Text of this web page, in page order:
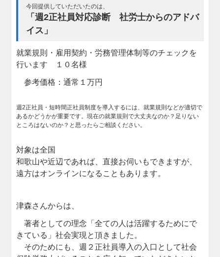
今回提供していただいたのは、
「週2正社員対応診断 社労士からのアドバ
イス」
就業規則・雇用契約・労務管理体制等のチェックを
行います １０名様
参考価格：通常１万円
週2正社員・短時間正社員制度を導入するには、就業規則などが適切で
あるかどうかが重要です。現在の就業規則で大丈夫なのか？足りない
ところはないのか？と思ったらご相談ください。
対象は全国
和歌山や近辺であれば、直接お伺いもできますが、
遠方はオンラインになることもあります。
津森さんからは、
著者としての理念「全ての人は活躍するためにで
きている」社会実現と頂きました。
そのためにも、週２正社員導入の入口として社会